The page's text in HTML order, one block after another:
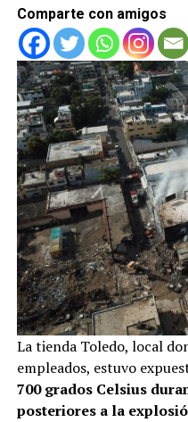
Comparte con amigos
La tienda Toledo, local
empleados, estuvo
700 grados Celsius
posteriores a la